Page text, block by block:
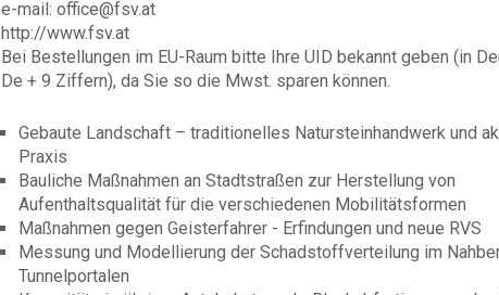
e-mail: office@fsv.at
http://www.fsv.at
Bei Bestellungen im EU-Raum bitte Ihre UID bekannt geben (in
De + 9 Ziffern), da Sie so die Mwst. sparen können.
Gebaute Landschaft – traditionelles Natursteinhandwerk und
Praxis
Bauliche Maßnahmen an Stadtstraßen zur Herstellung von
Aufenthaltsqualität für die verschiedenen Mobilitätsformen
Maßnahmen gegen Geisterfahrer - Erfindungen und neue RVS
Messung und Modellierung der Schadstoffverteilung im
Tunnelportalen